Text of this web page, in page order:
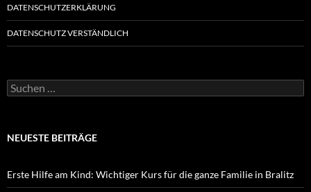
DATENSCHUTZERKLÄRUNG
DATENSCHUTZ VERSTÄNDLICH
Suchen
nach:
NEUESTE BEITRÄGE
Erste Hilfe am Kind: Wichtiger Kurs für die ganze Familie in Bralitz